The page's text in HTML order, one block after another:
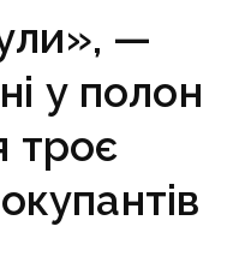
—
у полон
троє